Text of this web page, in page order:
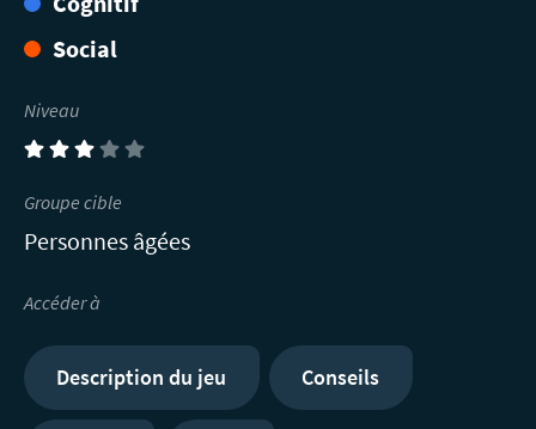
Social
Niveau
(3)
Groupe cible
Personnes âgées
Accéder à
Description du jeu Conseils